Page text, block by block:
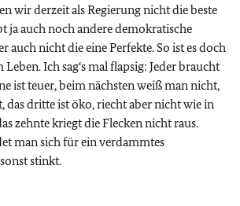
wir derzeit als Regierung nicht die beste
ja auch noch andere demokratische
auch nicht die eine Perfekte. So ist es doch
Ich sag‘s mal flapsig: Jeder braucht
ist teuer, beim nächsten weiß man nicht,
das dritte ist öko, riecht aber nicht wie in
zehnte kriegt die Flecken nicht raus.
man sich für ein verdammtes
stinkt.